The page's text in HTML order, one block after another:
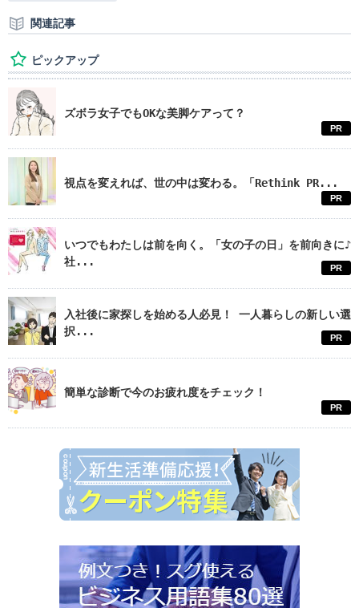
関連記事
ピックアップ
ズボラ女子でもOKな美脚ケアって？
PR
視点を変えれば、世の中は変わる。「Rethink PR...
PR
いつでもわたしは前を向く。「女の子の日」を前向きに♪
社...
PR
入社後に家探しを始める人必見！ 一人暮らしの新しい選
択...
PR
簡単な診断で今のお疲れ度をチェック！
PR